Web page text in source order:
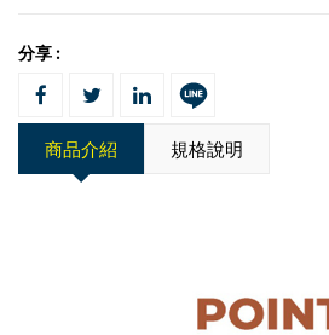
分享 :
商品介紹 規格說明